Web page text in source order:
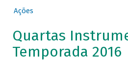
Ações
Quartas
Temporada 2016